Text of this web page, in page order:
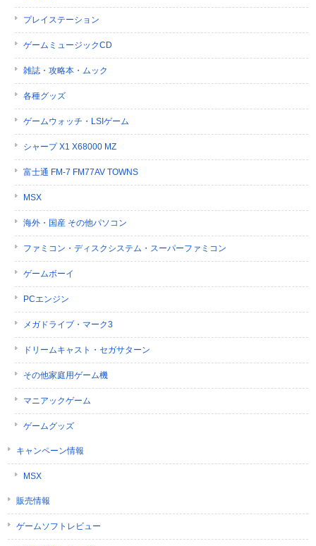
プレイステーション
ゲームミュージックCD
雑誌・攻略本・ムック
各種グッズ
ゲームウォッチ・LSIゲーム
シャープ X1 X68000 MZ
富士通 FM-7 FM77AV TOWNS
MSX
海外・国産 その他パソコン
ファミコン・ディスクシステム・スーパーファミコン
ゲームボーイ
PCエンジン
メガドライブ・マーク3
ドリームキャスト・セガサターン
その他家庭用ゲーム機
マニアックゲーム
ゲームグッズ
キャンペーン情報
MSX
販売情報
ゲームソフトレビュー